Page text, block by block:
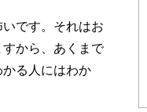
です。それはお
から、あくまで
る人にはわか